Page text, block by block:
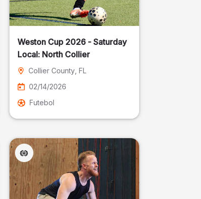
Weston Cup 2026 - Saturday
Local: North Collier
Collier County, FL
02/14/2026
Futebol